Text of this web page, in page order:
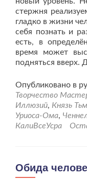
стержня
гладко в жизни
себя познать и
есть, в
время может
подняться вверх.
Опубликовано в
Творчество
Иллюзий, Князь
Уриоса-Ома,
КалиВсеУсра
Обида